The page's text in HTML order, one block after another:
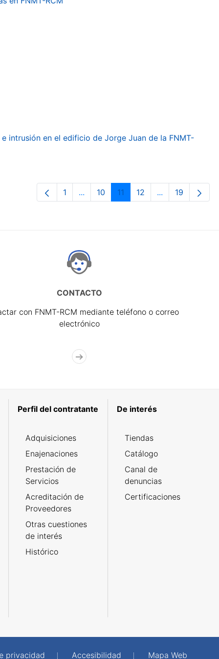
intrusión en el edificio de Jorge Juan de la FNMT-
Página
1 ...Páginas intermedias Use TAB para
Página
10 Página
11 Página
12 ...PáginasPágina
19
CONTACTO
con FNMT-RCM mediante teléfono o correo
electrónico
Perfil del contratante
Adquisiciones
Enajenaciones
Prestación de
Servicios
Acreditación de
Proveedores
Otras cuestiones
de interés
Histórico
De interés
Tiendas
Catálogo
Canal de
denuncias
Certificaciones
privacidad Accesibilidad Mapa Web